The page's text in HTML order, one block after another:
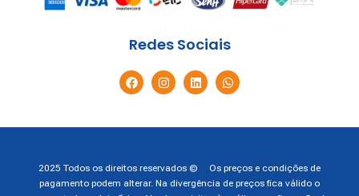
Redes Sociais
2025 Todos os direitos reservados © Os preços e condições de
pagamento podem alterar. Na divergência de preços fica válido o